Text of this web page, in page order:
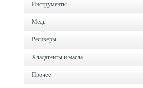
Инструменты
Медь
Ресиверы
Хладагенты и масла
Прочее